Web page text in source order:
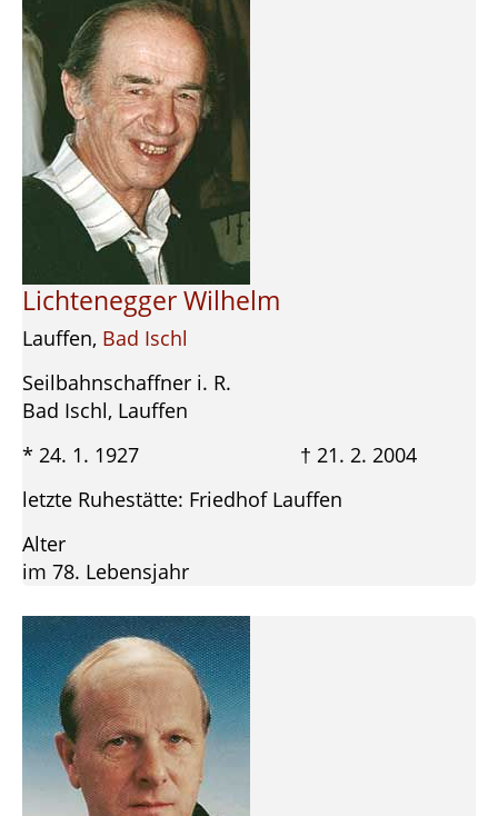
Lichtenegger Wilhelm
Lauffen, Bad Ischl
Seilbahnschaffner i. R.
Bad Ischl, Lauffen
* 24. 1. 1927 † 21. 2. 2004
letzte Ruhestätte: Friedhof Lauffen
Alter
im 78. Lebensjahr